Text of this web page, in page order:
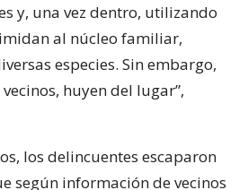
y, una vez dentro, utilizando
al núcleo familiar,
especies. Sin embargo,
huyen del lugar”,
los delincuentes escaparon
según información de vecinos